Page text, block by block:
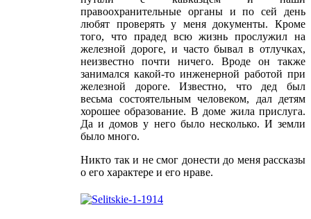
правоохранительные органы и по сей день
любят проверять у меня документы. Кроме
того, что прадед всю жизнь прослужил на
железной дороге, и часто бывал в отлучках,
неизвестно почти ничего. Вроде он также
занимался какой-то инженерной работой при
железной дороге. Известно, что дед был
весьма состоятельным человеком, дал детям
хорошее образование. В доме жила прислуга.
Да и домов у него было несколько. И земли
было много.
Никто так и не смог донести до меня рассказы
о его характере и его нраве.